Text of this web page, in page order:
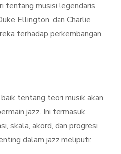
tentang musisi legendaris
Ellington, dan Charlie
terhadap perkembangan
tentang teori musik akan
jazz. Ini termasuk
skala, akord, dan progresi
dalam jazz meliputi: